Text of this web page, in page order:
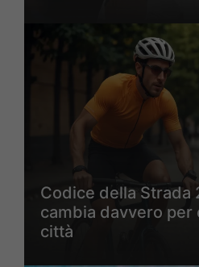
Codice della Strada
cambia davvero per
città